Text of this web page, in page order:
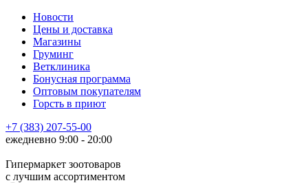
Новости
Цены и доставка
Магазины
Груминг
Ветклиника
Бонусная программа
Оптовым покупателям
Горсть в приют
+7 (383) 207-55-00
ежедневно 9:00 - 20:00
Гипермаркет зоотоваров
с лучшим ассортиментом